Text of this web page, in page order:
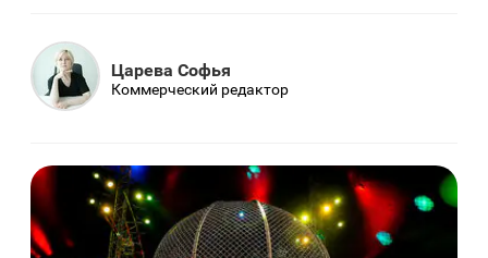
Царева Софья
Коммерческий редактор